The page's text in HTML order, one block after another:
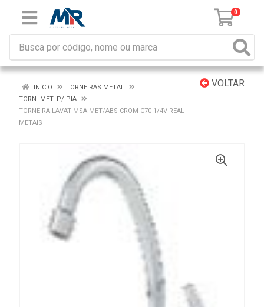
0
VOLTAR
INÍCIO
TORNEIRAS METAL
TORN. MET. P/ PIA
TORNEIRA LAVAT MSA MET/ABS CROM C70 1/4V REAL
METAIS